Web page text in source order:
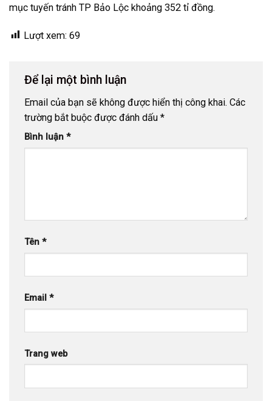
mục tuyến tránh TP Bảo Lộc khoảng 352 tỉ đồng.
Lượt xem: 69
Để lại một bình luận
Email của bạn sẽ không được hiển thị công khai. Các
trường bắt buộc được đánh dấu *
Bình luận *
Tên *
Email *
Trang web